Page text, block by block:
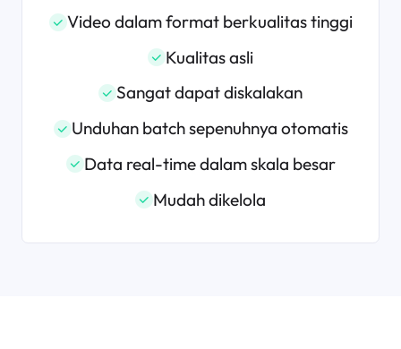
Video dalam format berkualitas tinggi
Kualitas asli
Sangat dapat diskalakan
Unduhan batch sepenuhnya otomatis
Data real-time dalam skala besar
Mudah dikelola